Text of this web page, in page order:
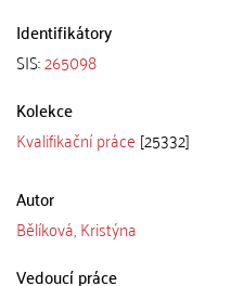
Identifikátory
SIS:265098
Kolekce
Kvalifikační práce [25332]
Autor
Bělíková, Kristýna
Vedoucí práce